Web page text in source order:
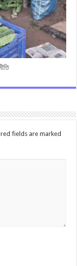
fields are marked